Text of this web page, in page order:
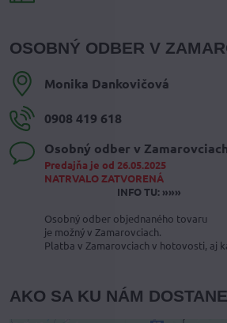
OSOBNÝ ODBER V
Monika Dankovičová
0908 419 618
Osobný odber v Zamarovciach
Predajňa je od 26.05.2025
NATRVALO ZATVORENÁ
INFO TU: »»»
Osobný odber objednaného tovaru
je možný v Zamarovciach.
Platba v Zamarovciach v hotovosti, aj
AKO SA KU NÁM